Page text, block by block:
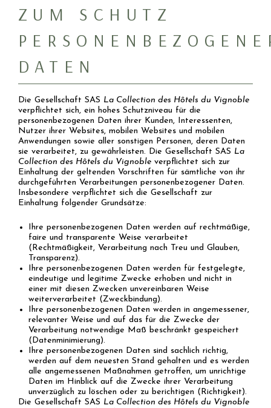
ZUM SCHUTZ
DATEN
Die Gesellschaft SAS La Collection des Hôtels du Vignoble
verpflichtet sich, ein hohes Schutzniveau für die
personenbezogenen Daten ihrer Kunden, Interessenten,
Nutzer ihrer Websites, mobilen Websites und mobilen
Anwendungen sowie aller sonstigen Personen, deren Daten
sie verarbeitet, zu gewährleisten. Die Gesellschaft SAS La
Collection des Hôtels du Vignobleverpflichtet sich zur
Einhaltung der geltenden Vorschriften für sämtliche von ihr
durchgeführten Verarbeitungen personenbezogener Daten.
Insbesondere verpflichtet sich die Gesellschaft zur
Einhaltung folgender Grundsätze:
Ihre personenbezogenen Daten werden auf rechtmäßige,
faire und transparente Weise verarbeitet
(Rechtmäßigkeit, Verarbeitung nach Treu und Glauben,
Transparenz).
Ihre personenbezogenen Daten werden für festgelegte,
eindeutige und legitime Zwecke erhoben und nicht in
einer mit diesen Zwecken unvereinbaren Weise
weiterverarbeitet (Zweckbindung).
Ihre personenbezogenen Daten werden in angemessener,
relevanter Weise und auf das für die Zwecke der
Verarbeitung notwendige Maß beschränkt gespeichert
(Datenminimierung).
Ihre personenbezogenen Daten sind sachlich richtig,
werden auf dem neuesten Stand gehalten und es werden
alle angemessenen Maßnahmen getroffen, um unrichtige
Daten im Hinblick auf die Zwecke ihrer Verarbeitung
unverzüglich zu löschen oder zu berichtigen (Richtigkeit).
Die Gesellschaft SAS La Collection des Hôtels du Vignoble